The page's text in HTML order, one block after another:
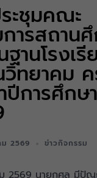
ะชุมคณะ
ารสถาน
านโรงเรี
ทยาคม
ปีการศึกษา
2569 ข่าวกิจกรรม
2569 นายกุศล มีปั